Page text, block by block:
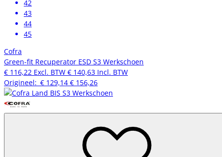
42
43
44
45
Cofra
Green-fit Recuperator ESD S3 Werkschoen
€ 116,22 Excl. BTW € 140,63 Incl. BTW
Origineel: € 129,14 € 156,26